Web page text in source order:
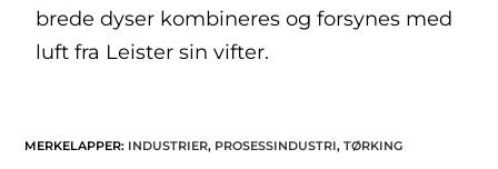
brede dyser kombineres og forsynes med
luft fra Leister sin vifter.
MERKELAPPER: INDUSTRIER, PROSESSINDUSTRI, TØRKING